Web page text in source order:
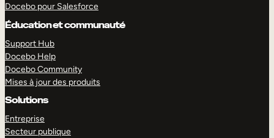
Docebo pour Salesforce
Éducation et communauté
Support Hub
Docebo Help
Docebo Community
Mises à jour des produits
Solutions
Entreprise
Secteur publique